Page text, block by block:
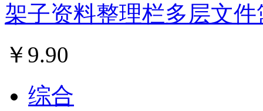
架子资料整理栏多层文件
￥ 9.90
综合